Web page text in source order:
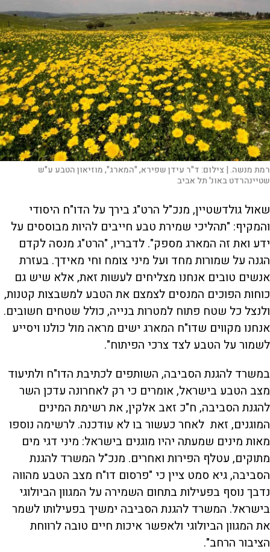
רמת מנשה. | צילום:ד"ר עידן שפירא, "המארג", מוזיאון הטבע ע"ש
שטיינהרדט באונ' תל אביב
שאול גולדשטיין, מנכ"ל הרט"ג בירך על הדו"ח היסודי
והמקיף: "תהליכי שמירת טבע חייבים להיות מבוססים על
ידע ואת זה המארג מספק". לדבריו, "הרט"ג מנסה לקדם
הגנה על שמורות מחד ועל מיני צומח וחי מאידך. בעזרת
אנשים טובים אנחנו מצליחים לעשות זאת, אלא שיש גם
כוחות הפוכים המנסים לצמצם את הטבע למשבצות קטנות,
ולנצל כל שטח פתוח למטרות בנייה, כולל שטחים חשובים.
אנחנו מקווים שדו"ח המארג ישים מראה מול כולנו ויסייע
לשמור על הטבע לצד צרכי הפיתוח".
במשרד להגנת הסביבה, השותפים לכתיבת הדו"ח ולתיעוד
מצב הטבע בישראל, אומרים כי רק לאחרונה עדכן השר
להגנת הסביבה, ח"כ זאב אלקין, את רשימת המינים
המוגנים, זאת לאחר כעשור בו לא עודכנה. לרשימה נוספו
מאות מינים שמעתה יהיו מוגנים בישראל: מיני דגי מים
מתוקים, עטלף הפירות ואחרים. מנכ"ל המשרד להגנת
הסביבה, גיא סמט ציין כי "פרסום דו"ח מצב הטבע מהווה
נדבך נוסף בפעילות בתחום השמירה על המגוון הביולוגי
בישראל. המשרד להגנת הסביבה ימשיך בפעילותו לשמר
את המגוון הביולוגי ולאפשר איכות חיים טובה לרווחת
הציבור הרחב".